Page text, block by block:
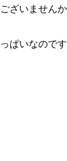
ざいません
ぱいなのです